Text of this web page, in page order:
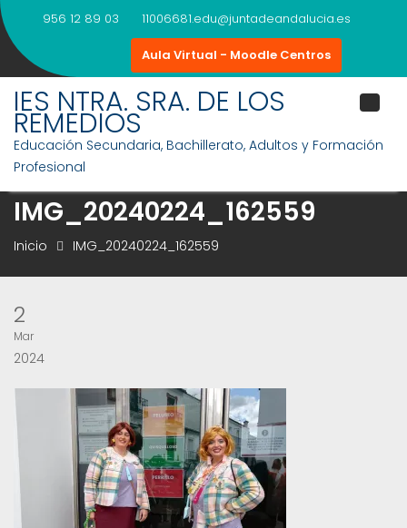
Saltar
al
contenido
956 12 89 03 11006681.edu@juntadeandalucia.es
Aula Virtual - Moodle Centros
IES NTRA. SRA. DE LOS
REMEDIOS
Educación Secundaria, Bachillerato, Adultos y Formación
Profesional
IMG_20240224_162559
Inicio IMG_20240224_162559
2
Mar
2024